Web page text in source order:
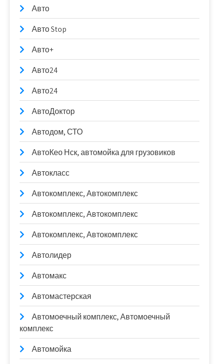
Авто
Авто Stop
Авто+
Авто24
Авто24
АвтоДоктор
Автодом, СТО
АвтоКео Нск, автомойка для грузовиков
Автокласс
Автокомплекс, Автокомплекс
Автокомплекс, Автокомплекс
Автокомплекс, Автокомплекс
Автолидер
Автомакс
Автомастерская
Автомоечный комплекс, Автомоечный
комплекс
Автомойка